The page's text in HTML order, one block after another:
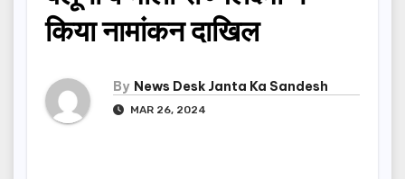
किया नामांकन दाखिल
By News Desk Janta Ka Sandesh
MAR 26, 2024